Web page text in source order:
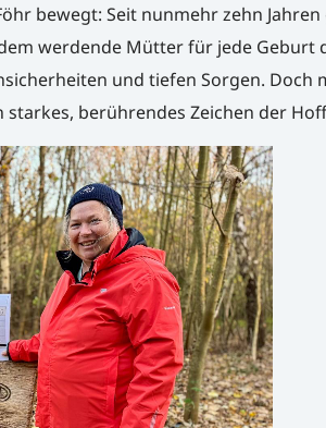
bewegt: Seit nunmehr zehn
werdende Mütter für jede Geburt
und tiefen Sorgen. Doch
berührendes Zeichen der